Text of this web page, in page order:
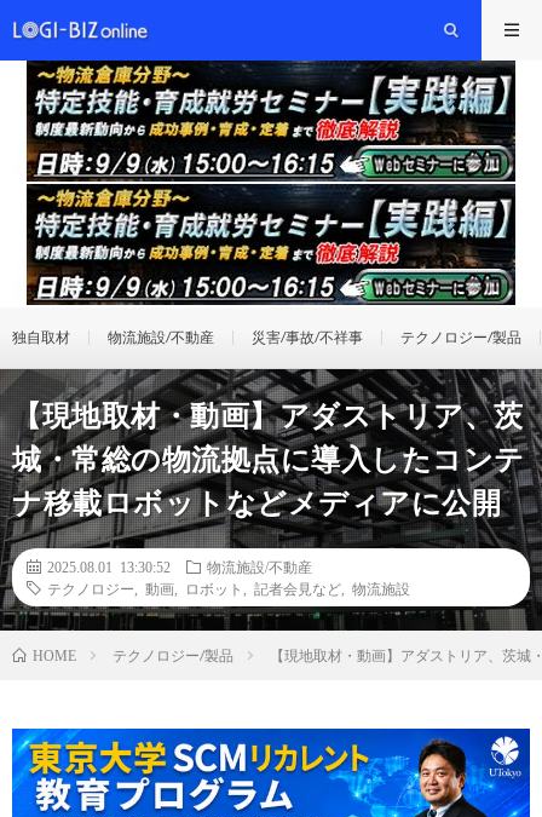
独自取材 物流施設/不動産 災害/事故/不祥事 テクノロジー/製品
【現地取材・動画】アダストリア、茨
城・常総の物流拠点に導入したコンテ
ナ移載ロボットなどメディアに公開
2025.08.01 13:30:52
物流施設/不動産
テクノロジー
動画 ロボット 記者会見など 物流施設
HOME テクノロジー/製品 【現地取材・動画】アダストリア、茨